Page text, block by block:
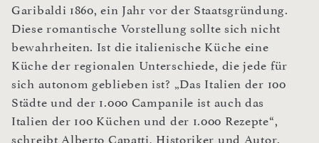
Garibaldi 1860, ein Jahr vor der Staatsgründung.
Diese romantische Vorstellung sollte sich nicht
bewahrheiten. Ist die italienische Küche eine
Küche der regionalen Unterschiede, die jede für
sich autonom geblieben ist? „Das Italien der 100
Städte und der 1.000 Campanile ist auch das
Italien der 100 Küchen und der 1.000 Rezepte“,
schreibt Alberto Capatti, Historiker und Autor.